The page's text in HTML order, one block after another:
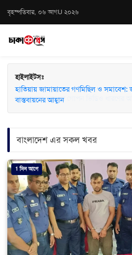
বৃহস্পতিবার, ০৬ আগU ২০২৬
হাইলাইটসঃ
হাতিয়ায় জামায়াতের গণমিছিল ও সমাবেশ:
বাস্তবায়নের আহ্বান
বাংলাদেশ এর সকল খবর
1 দিন আগে